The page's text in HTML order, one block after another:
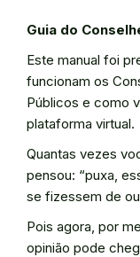
Guia do
Este manual foi
funcionam os
Públicos e como
plataforma virtual.
Quantas vezes
pensou: “puxa,
se fizessem de
Pois agora, por
opinião pode